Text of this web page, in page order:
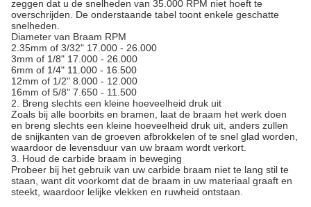
zeggen dat u de snelheden van 35.000 RPM niet hoeft te
overschrijden. De onderstaande tabel toont enkele geschatte
snelheden.
Diameter van Braam RPM
2.35mm of 3/32" 17.000 - 26.000
3mm of 1/8" 17.000 - 26.000
6mm of 1/4" 11.000 - 16.500
12mm of 1/2" 8.000 - 12.000
16mm of 5/8" 7.650 - 11.500
2. Breng slechts een kleine hoeveelheid druk uit
Zoals bij alle boorbits en bramen, laat de braam het werk doen
en breng slechts een kleine hoeveelheid druk uit, anders zullen
de snijkanten van de groeven afbrokkelen of te snel glad worden,
waardoor de levensduur van uw braam wordt verkort.
3. Houd de carbide braam in beweging
Probeer bij het gebruik van uw carbide braam niet te lang stil te
staan, want dit voorkomt dat de braam in uw materiaal graaft en
steekt, waardoor lelijke vlekken en ruwheid ontstaan.